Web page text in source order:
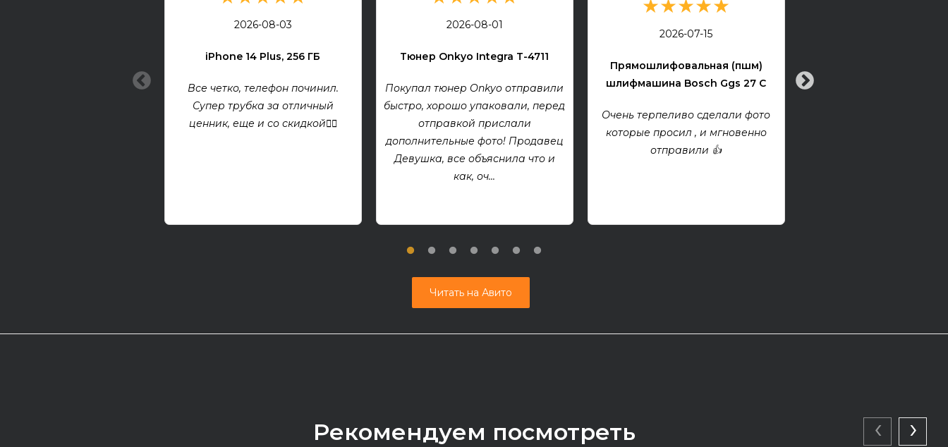
2026-08-03
iPhone 14 Plus, 256 ГБ
Все четко, телефон починил.
Супер трубка за отличный
ценник, еще и со скидкой👍🏻
2026-08-01
Тюнер Onkyo Integra T-4711
Покупал тюнер Onkyo отправили
быстро, хорошо упаковали, перед
отправкой прислали
дополнительные фото! Продавец
Девушка, все объяснила что и
как, оч...
★★★★★
2026-07-15
Прямошлифовальная (пшм)
шлифмашина Bosch Ggs 27 C
Очень терпеливо сделали фото
которые просил , и мгновенно
отправили 👍
Все хорошо! Гитара
Читать на Авито
Рекомендуем посмотреть ‹ ›